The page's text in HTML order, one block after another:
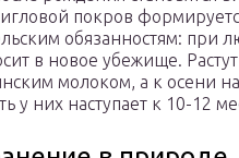
покров
обязанностям: при
в новое убежище.
молоком, а к осени
у них наступает к 10-12